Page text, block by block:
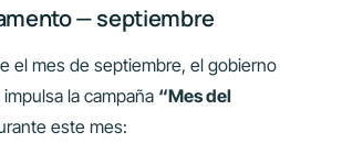
— septiembre
el mes de septiembre, el gobierno
la campaña “Mes del
este mes: